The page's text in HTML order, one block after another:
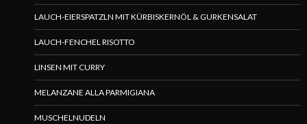
LAUCH-EIERSPATZLN MIT KÜRBISKERNÖL & GURKENSALAT
LAUCH-FENCHEL RISOTTO
LINSEN MIT CURRY
MELANZANE ALLA PARMIGIANA
MUSCHELNUDELN